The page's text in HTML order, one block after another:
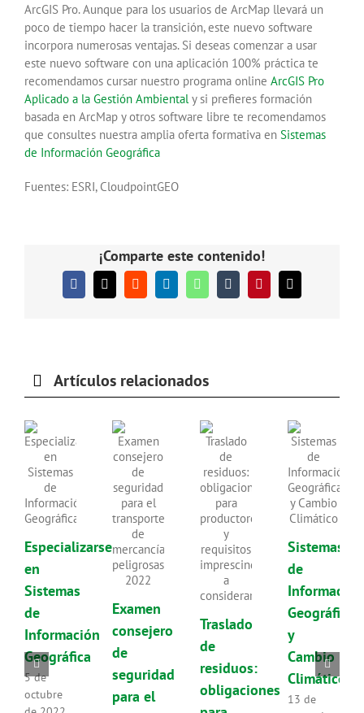
ArcGIS Pro. Aunque para los usuarios de ArcMap llevará un
poco de tiempo hacer la transición, este nuevo software
incorpora numerosas ventajas. Si deseas comenzar a usar
este nuevo software con una aplicación 100% práctica te
recomendamos cursar nuestro programa online ArcGIS Pro
Aplicado a la Gestión Ambiental y si prefieres formación
basada en ArcMap y otros software libre te recomendamos
que consultes nuestra amplia oferta formativa en Sistemas
de Información Geográfica
Fuentes: ESRI, CloudpointGEO
¡Comparte este contenido!
Facebook
X RedditLinkedInWhatsAppTumblrPinterestCorreo
electrónico
Artículos relacionados
Especializarse
en
Sistemas
de
Información
Geográfica
5 de
octubre
Examen
consejero
de
seguridad
para el
Traslado
de
residuos:
obligaciones
Sistemas
de
Información
Geográfica
y
Cambio
Climático
13 de